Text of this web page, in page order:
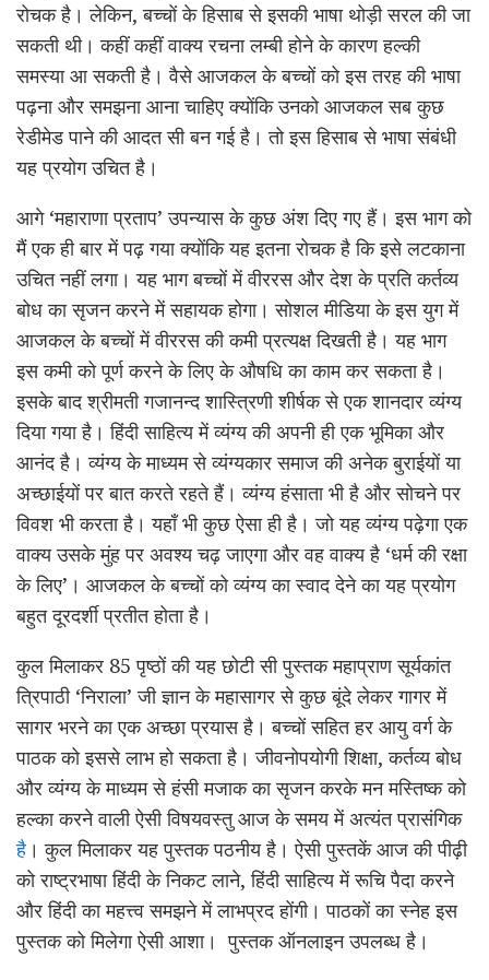
रोचक है। लेकिन, बच्चों के हिसाब से इसकी भाषा थोड़ी सरल की जा
सकती थी। कहीं कहीं वाक्य रचना लम्बी होने के कारण हल्की
समस्या आ सकती है। वैसे आजकल के बच्चों को इस तरह की भाषा
पढ़ना और समझना आना चाहिए क्योंकि उनको आजकल सब कुछ
रेडीमेड पाने की आदत सी बन गई है। तो इस हिसाब से भाषा संबंधी
यह प्रयोग उचित है।
आगे ‘महाराणा प्रताप’ उपन्यास के कुछ अंश दिए गए हैं। इस भाग को
मैं एक ही बार में पढ़ गया क्योंकि यह इतना रोचक है कि इसे लटकाना
उचित नहीं लगा। यह भाग बच्चों में वीररस और देश के प्रति कर्तव्य
बोध का सृजन करने में सहायक होगा। सोशल मीडिया के इस युग में
आजकल के बच्चों में वीररस की कमी प्रत्यक्ष दिखती है। यह भाग
इस कमी को पूर्ण करने के लिए के औषधि का काम कर सकता है।
इसके बाद श्रीमती गजानन्द शास्त्रिणी शीर्षक से एक शानदार व्यंग्य
दिया गया है। हिंदी साहित्य में व्यंग्य की अपनी ही एक भूमिका और
आनंद है। व्यंग्य के माध्यम से व्यंग्यकार समाज की अनेक बुराईयों या
अच्छाईयों पर बात करते रहते हैं। व्यंग्य हंसाता भी है और सोचने पर
विवश भी करता है। यहाँ भी कुछ ऐसा ही है। जो यह व्यंग्य पढ़ेगा एक
वाक्य उसके मुंह पर अवश्य चढ़ जाएगा और वह वाक्य है ‘धर्म की रक्षा
के लिए’। आजकल के बच्चों को व्यंग्य का स्वाद देने का यह प्रयोग
बहुत दूरदर्शी प्रतीत होता है।
कुल मिलाकर 85 पृष्ठों की यह छोटी सी पुस्तक महाप्राण सूर्यकांत
त्रिपाठी ‘निराला’ जी ज्ञान के महासागर से कुछ बूंदे लेकर गागर में
सागर भरने का एक अच्छा प्रयास है। बच्चों सहित हर आयु वर्ग के
पाठक को इससे लाभ हो सकता है। जीवनोपयोगी शिक्षा, कर्तव्य बोध
और व्यंग्य के माध्यम से हंसी मजाक का सृजन करके मन मस्तिष्क को
हल्का करने वाली ऐसी विषयवस्तु आज के समय में अत्यंत प्रासंगिक
है । कुल मिलाकर यह पुस्तक पठनीय है। ऐसी पुस्तकें आज की पीढ़ी
को राष्ट्रभाषा हिंदी के निकट लाने, हिंदी साहित्य में रूचि पैदा करने
और हिंदी का महत्त्व समझने में लाभप्रद होंगी। पाठकों का स्नेह इस
पुस्तक को मिलेगा ऐसी आशा। पुस्तक ऑनलाइन उपलब्ध है।